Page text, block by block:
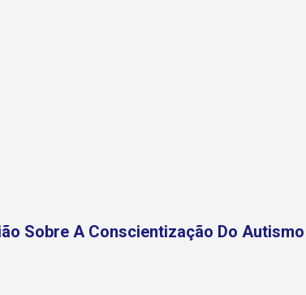
Sobre A Conscientização Do Autismo